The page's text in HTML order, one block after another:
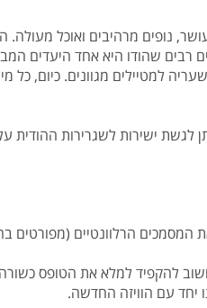
נופים מרהיבים ואוכל מעולה.
רבים שהודו היא אחד היעדים
מגוונים. כיום, כל מי
לגשת ישירות לשגרירות
המסמכים הרלוונטיים (מפורטים
מהמדינה. בנוסף, חשוב להקפיד למלא
יחד עם הוויזה החדשה.